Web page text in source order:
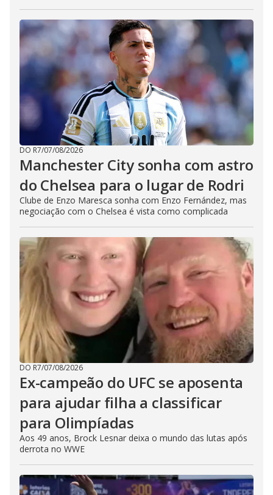
DO R7/07/08/2026
Manchester City sonha com astro
do Chelsea para o lugar de Rodri
Clube de Enzo Maresca sonha com Enzo Fernández, mas
negociação com o Chelsea é vista como complicada
DO R7/07/08/2026
Ex-campeão do UFC se aposenta
para ajudar filha a classificar
para Olimpíadas
Aos 49 anos, Brock Lesnar deixa o mundo das lutas após
derrota no WWE